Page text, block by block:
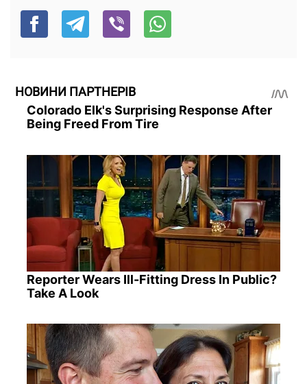
НОВИНИ ПАРТНЕРІВ
Colorado Elk's Surprising Response After
Being Freed From Tire
Reporter Wears Ill-Fitting Dress In Public?
Take A Look